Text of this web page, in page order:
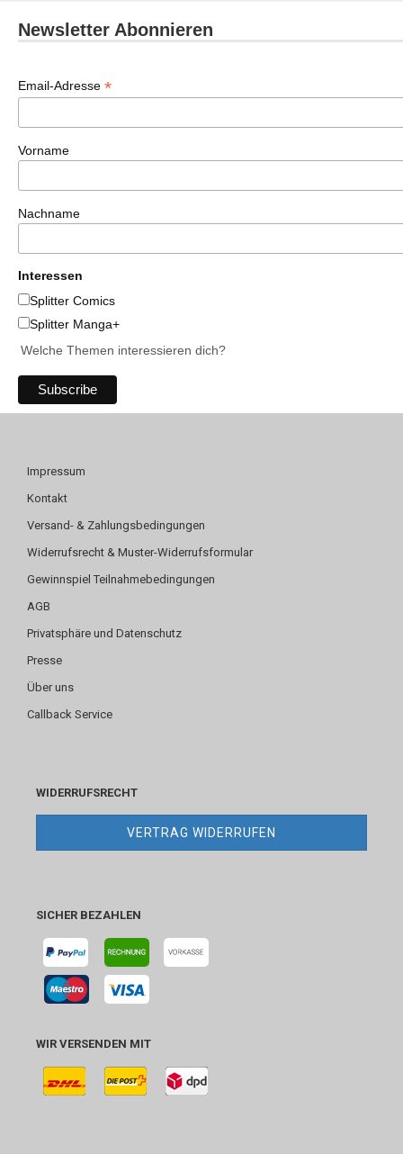
Newsletter Abonnieren
Email-Adresse *
Vorname
Nachname
Interessen
Splitter Comics
Splitter Manga+
Welche Themen interessieren dich?
Impressum
Kontakt
Versand- & Zahlungsbedingungen
Widerrufsrecht & Muster-Widerrufsformular
Gewinnspiel Teilnahmebedingungen
AGB
Privatsphäre und Datenschutz
Presse
Über uns
Callback Service
WIDERRUFSRECHT
VERTRAG WIDERRUFEN
SICHER BEZAHLEN
WIR VERSENDEN MIT